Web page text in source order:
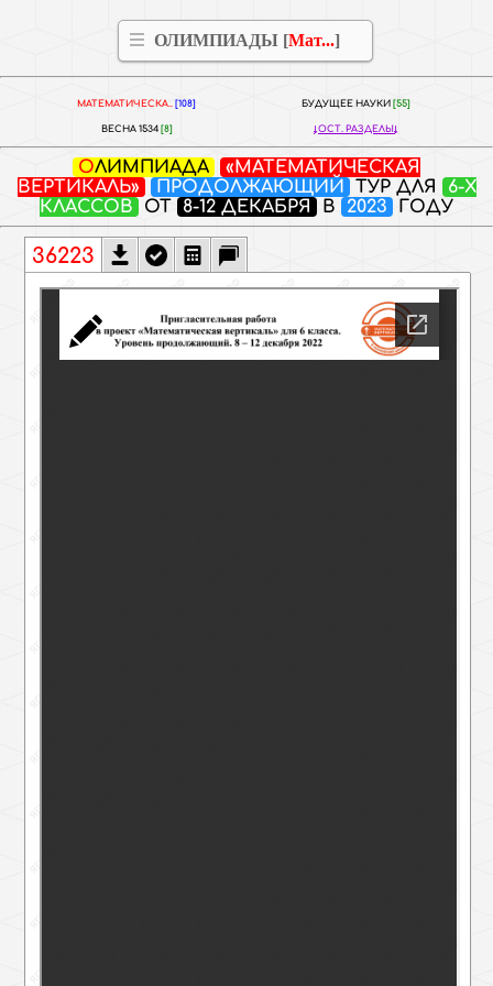
ОЛИМПИАДЫ [Мат...]
МАТЕМАТИЧЕСКА.. [108] БУДУЩЕЕ НАУКИ [55]
ВЕСНА 1534 [8] ОСТ. РАЗДЕЛЫ
ОЛИМПИАДА
«МАТЕМАТИЧЕСКАЯ
ВЕРТИКАЛЬ»
ПРОДОЛЖАЮЩИЙ ТУР ДЛЯ
6-Х
КЛАССОВ
ОТ 8-12 ДЕКАБРЯ В 2023 ГОДУ
36223